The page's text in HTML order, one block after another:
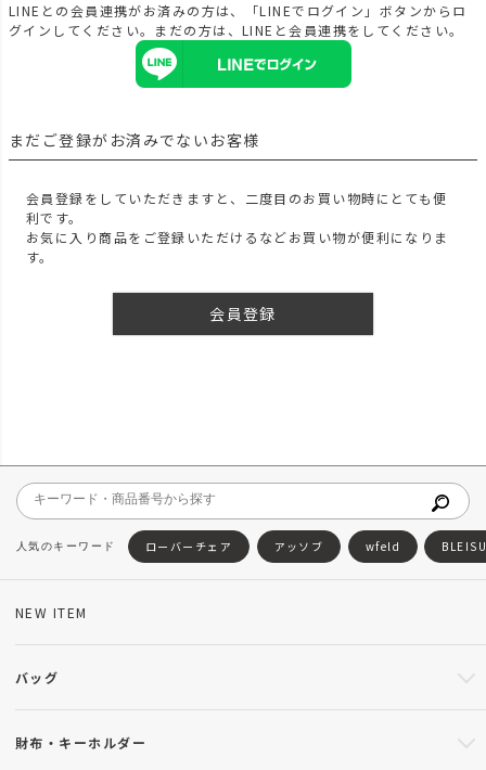
LINEとの会員連携がお済みの方は、「LINEでログイン」ボタンからロ
グインしてください。まだの方は、LINEと会員連携をしてください。
まだご登録がお済みでないお客様
会員登録をしていただきますと、二度目のお買い物時にとても便
利です。
お気に入り商品をご登録いただけるなどお買い物が便利になりま
す。
会員登録
ローバーチェア アッソブ wfeld
NEW ITEM
バッグ
財布・キーホルダー